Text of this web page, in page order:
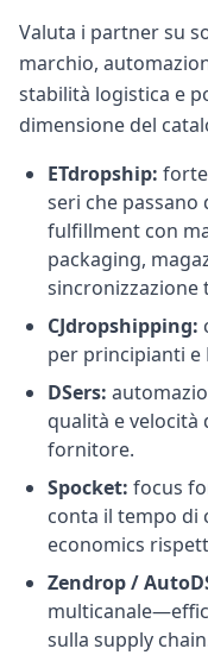
Valuta i partner su
marchio,
stabilità logistica e
dimensione del
ETdropship:
seri che
fulfillment con
packaging,
sincronizzazione
CJdropshipping:
per principianti e
DSers:
qualità e
fornitore.
Spocket: focus
conta il tempo di
economics
Zendrop /
sulla supply